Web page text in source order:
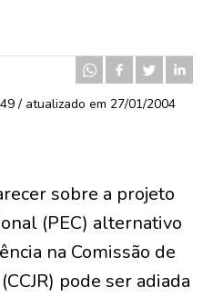
/ atualizado em 27/01/2004
sobre a projeto
(PEC) alternativo
na Comissão de
pode ser adiada